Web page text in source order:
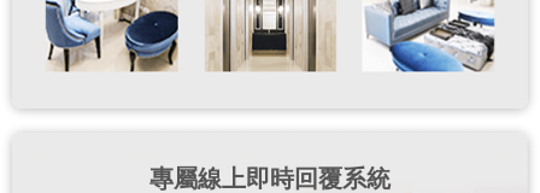
專屬線上即時回覆系統